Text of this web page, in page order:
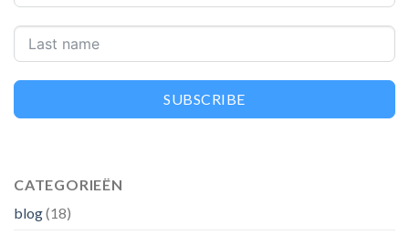
SUBSCRIBE
CATEGORIEËN
blog(18)